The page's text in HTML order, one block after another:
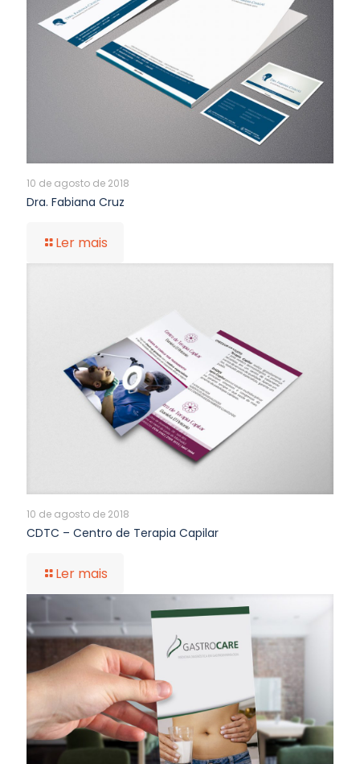
10 de agosto de 2018
Dra. Fabiana Cruz
Ler mais
10 de agosto de 2018
CDTC – Centro de Terapia Capilar
Ler mais